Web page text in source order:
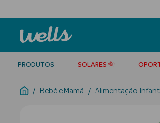
PRODUTOS SOLARES 🌞
Bebé e Mamã Alimentação Infantil